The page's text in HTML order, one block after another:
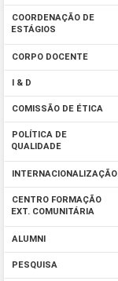
COORDENAÇÃO DE
ESTÁGIOS
CORPO DOCENTE
I & D
COMISSÃO DE ÉTICA
POLÍTICA DE
QUALIDADE
INTERNACIONALIZAÇÃO
CENTRO FORMAÇÃO
EXT. COMUNITÁRIA
ALUMNI
PESQUISA